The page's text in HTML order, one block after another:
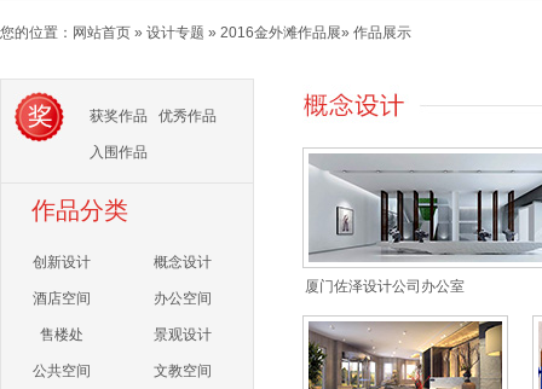
您的位置： 网站首页 » 设计专题 » 2016金外滩作品展» 作品展示
获奖作品 优秀作品
入围作品
作品分类
创新设计 概念设计
酒店空间 办公空间
售楼处 景观设计
公共空间 文教空间
厦门佐泽设计公司办公室